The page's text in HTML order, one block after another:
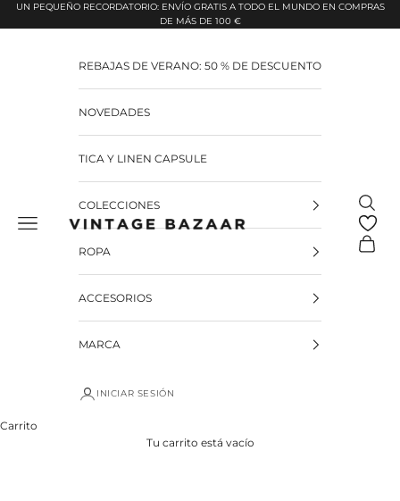
Pular para o conteúdo
UN PEQUEÑO RECORDATORIO: ENVÍO GRATIS A TODO EL MUNDO EN COMPRAS
DE MÁS DE 100 €
Vintage Bazaar
REBAJAS DE VERANO: 50 % DE DESCUENTO
NOVEDADES
TICA Y LINEN CAPSULE
COLECCIONES
ROPA
ACCESORIOS
MARCA
INICIAR SESIÓN
Carrito
Tu carrito está vacío